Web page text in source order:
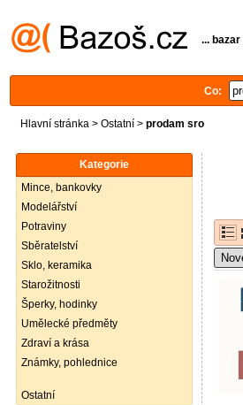
...
Co:
Hlavní stránka > Ostatní > prodam sro
Kategorie
Mince, bankovky
Modelářství
Potraviny
Sběratelství
Sklo, keramika
Starožitnosti
Šperky, hodinky
Umělecké předměty
Zdraví a krása
Známky, pohlednice
Ostatní